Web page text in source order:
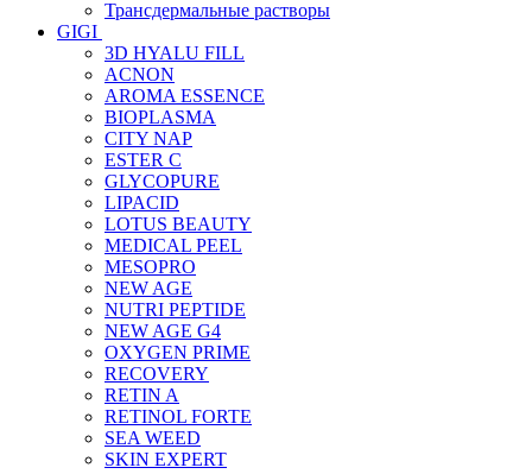
Трансдермальные растворы
GIGI
3D HYALU FILL
ACNON
AROMA ESSENCE
BIOPLASMA
CITY NAP
ESTER C
GLYCOPURE
LIPACID
LOTUS BEAUTY
MEDICAL PEEL
MESOPRO
NEW AGE
NUTRI PEPTIDE
NEW AGE G4
OXYGEN PRIME
RECOVERY
RETIN A
RETINOL FORTE
SEA WEED
SKIN EXPERT